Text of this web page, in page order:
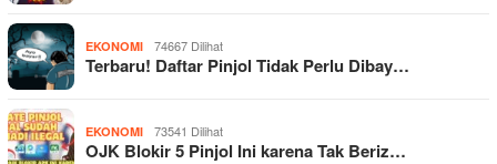
EKONOMI 74667 Dilihat
Terbaru! Daftar Pinjol Tidak Perlu Dibay…
EKONOMI 73541 Dilihat
OJK Blokir 5 Pinjol Ini karena Tak Beriz…